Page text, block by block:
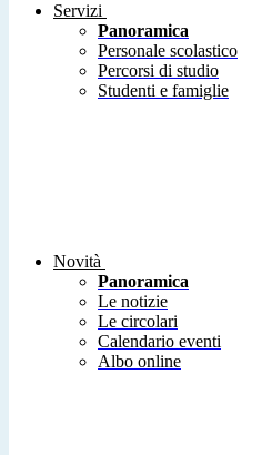
Servizi
Panoramica
Personale scolastico
Percorsi di studio
Studenti e famiglie
Novità
Panoramica
Le notizie
Le circolari
Calendario eventi
Albo online